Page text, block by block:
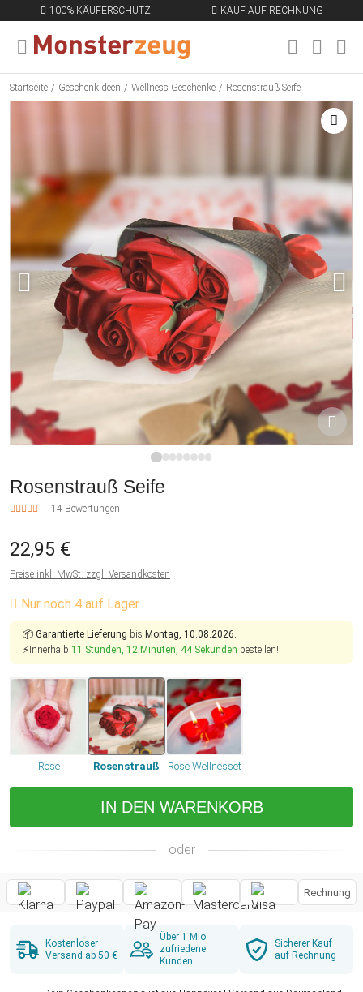
100% KÄUFERSCHUTZ KAUF AUF RECHNUNG
MENÜ SCHLIESSEN
Startseite Geschenkideen Wellness Geschenke Rosenstrauß Seife
Rosenstrauß Seife
14 Bewertungen
22,95 €
Preise inkl. MwSt. zzgl. Versandkosten
Nur noch 4 auf Lager
📦 Garantierte Lieferung bis Montag, 10.08.2026.
⚡Innerhalb 11 Stunden, 12 Minuten, 43 Sekunden bestellen!
Rose Rosenstrauß Rose Wellnesset
IN DEN WARENKORB
oder
Rechnung
Kostenloser
Versand ab 50 €
Über 1 Mio.
zufriedene
Kunden
Sicherer Kauf
auf Rechnung